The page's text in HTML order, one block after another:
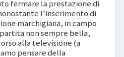
fermare la prestazione di
l’inserimento di
marchigiana, in campo
non sempre bella,
alla televisione (a
pensare della